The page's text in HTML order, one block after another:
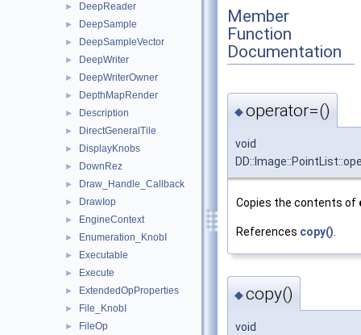
► DeepReader
► DeepSample
► DeepSampleVector
► DeepWriter
► DeepWriterOwner
► DepthMapRender
► Description
► DirectGeneralTile
► DisplayKnobs
► DownRez
► Draw_Handle_Callback
► DrawIop
► EngineContext
► Enumeration_KnobI
► Executable
► Execute
► ExtendedOpProperties
► File_KnobI
► FileOp
Member
Function
Documentation
◆operator=()
void
Copies the contents of
References copy()
◆copy()
void